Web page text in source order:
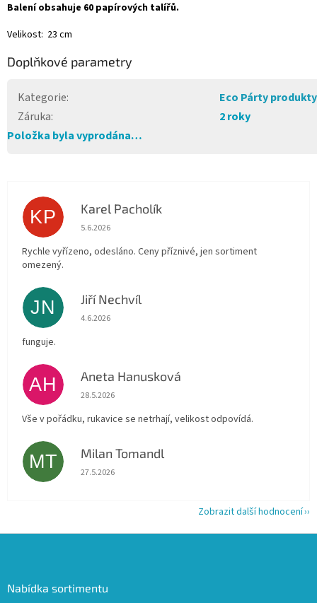
Balení obsahuje 60 papírových talířů.
Velikost: 23 cm
Doplňkové parametry
Kategorie:
Eco Párty
Záruka:
2 roky
Položka byla vyprodána…
KP Karel Pacholík
Hodnocení obchodu je 4 z 5 hvězdiček.
5.6.2026
Rychle vyřízeno, odesláno. Ceny příznivé, jen sortiment
omezený.
JN Jiří Nechvíl
Hodnocení obchodu je 5 z 5 hvězdiček.
4.6.2026
funguje.
AH Aneta Hanusková
Hodnocení obchodu je 5 z 5 hvězdiček.
28.5.2026
Vše v pořádku, rukavice se netrhají, velikost odpovídá.
MT Milan Tomandl
Hodnocení obchodu je 5 z 5 hvězdiček.
27.5.2026
Zobrazit další hodnocení
Nabídka sortimentu